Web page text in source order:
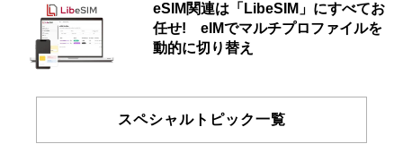
eSIM関連は「LibeSIM」にすべてお
任せ! eIMでマルチプロファイルを
動的に切り替え
スペシャルトピック一覧